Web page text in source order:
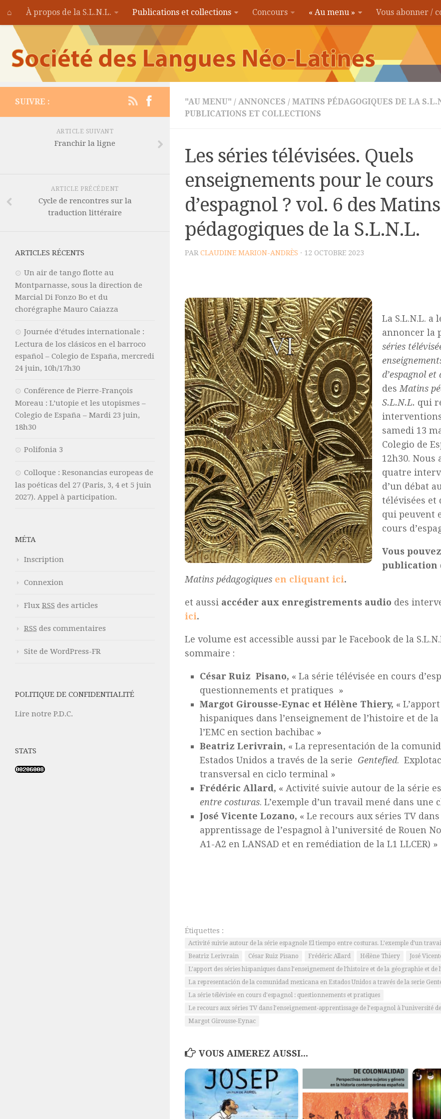
⌂ À propos de la S.L.N.L. Publications et collections Concours « Au menu » Vous abonner /
"AU MENU" / ANNONCES / MATINS PÉDAGOGIQUES DE LA
PUBLICATIONS ET COLLECTIONS
Les séries télévisées. Quels
enseignements pour le cours
d’espagnol ? vol. 6 des Matins
pédagogiques de la S.L.N.L.
PAR CLAUDINE MARION-ANDRÈS · 12 OCTOBRE 2023
La S.L.N.L. a
annoncer la
séries
d’espagnol et
des Matins
S.L.N.L. qui
samedi 13
Colegio de
12h30. Nous
quatre
d’un débat
télévisées et
qui peuvent
cours
Vous
publication
Matins pédagogiques en cliquant ici.
et aussi accéder aux enregistrements audio des
ici.
Le volume est accessible aussi par le Facebook de la
sommaire :
César Ruiz Pisano, « La série télévisée en cours
questionnements et pratiques »
Margot Girousse-Eynac et Hélène Thiery, «
hispaniques dans l’enseignement de l’histoire et de
l’EMC en section bachibac »
Beatriz Lerivrain, « La representación de la
Estados Unidos a través de la serie Gentefied.
transversal en ciclo terminal »
Frédéric Allard, « Activité suivie autour de la série
entre costuras. L’exemple d’un travail mené dans une
José Vicente Lozano, « Le recours aux séries TV
apprentissage de l’espagnol à l’université de Rouen
A1-A2 en LANSAD et en remédiation de la L1 LLCER) »
Étiquettes :
Activité suivie autour de la série espagnole El tiempo entre costuras. L’exemple d’un
Beatriz Lerivrain
César Ruiz Pisano Frédéric Allard Hélène Thiery
José
L’apport des séries hispaniques dans l’enseignement de l’histoire et de la géographie et de
La representación de la comunidad mexicana en Estados Unidos a través de la serie
La série télévisée en cours d'espagnol : questionnements et pratiques
Le recours aux séries TV dans l’enseignement-apprentissage de l’espagnol à
Margot Girousse-Eynac
VOUS AIMEREZ AUSSI...
SUIVRE :
ARTICLE SUIVANT
Franchir la ligne
ARTICLE PRÉCÉDENT
Cycle de rencontres sur la
traduction littéraire
ARTICLES RÉCENTS
Un air de tango flotte au
Montparnasse, sous la direction de
Marcial Di Fonzo Bo et du
chorégraphe Mauro Caiazza
Journée d’études internationale :
Lectura de los clásicos en el barroco
español – Colegio de España, mercredi
24 juin, 10h/17h30
Conférence de Pierre-François
Moreau : L’utopie et les utopismes –
Colegio de España – Mardi 23 juin,
18h30
Polifonia 3
Colloque : Resonancias europeas de
las poéticas del 27 (Paris, 3, 4 et 5 juin
2027). Appel à participation.
MÉTA
Inscription
Connexion
Flux RSS des articles
RSS des commentaires
Site de WordPress-FR
POLITIQUE DE CONFIDENTIALITÉ
Lire notre P.D.C.
STATS